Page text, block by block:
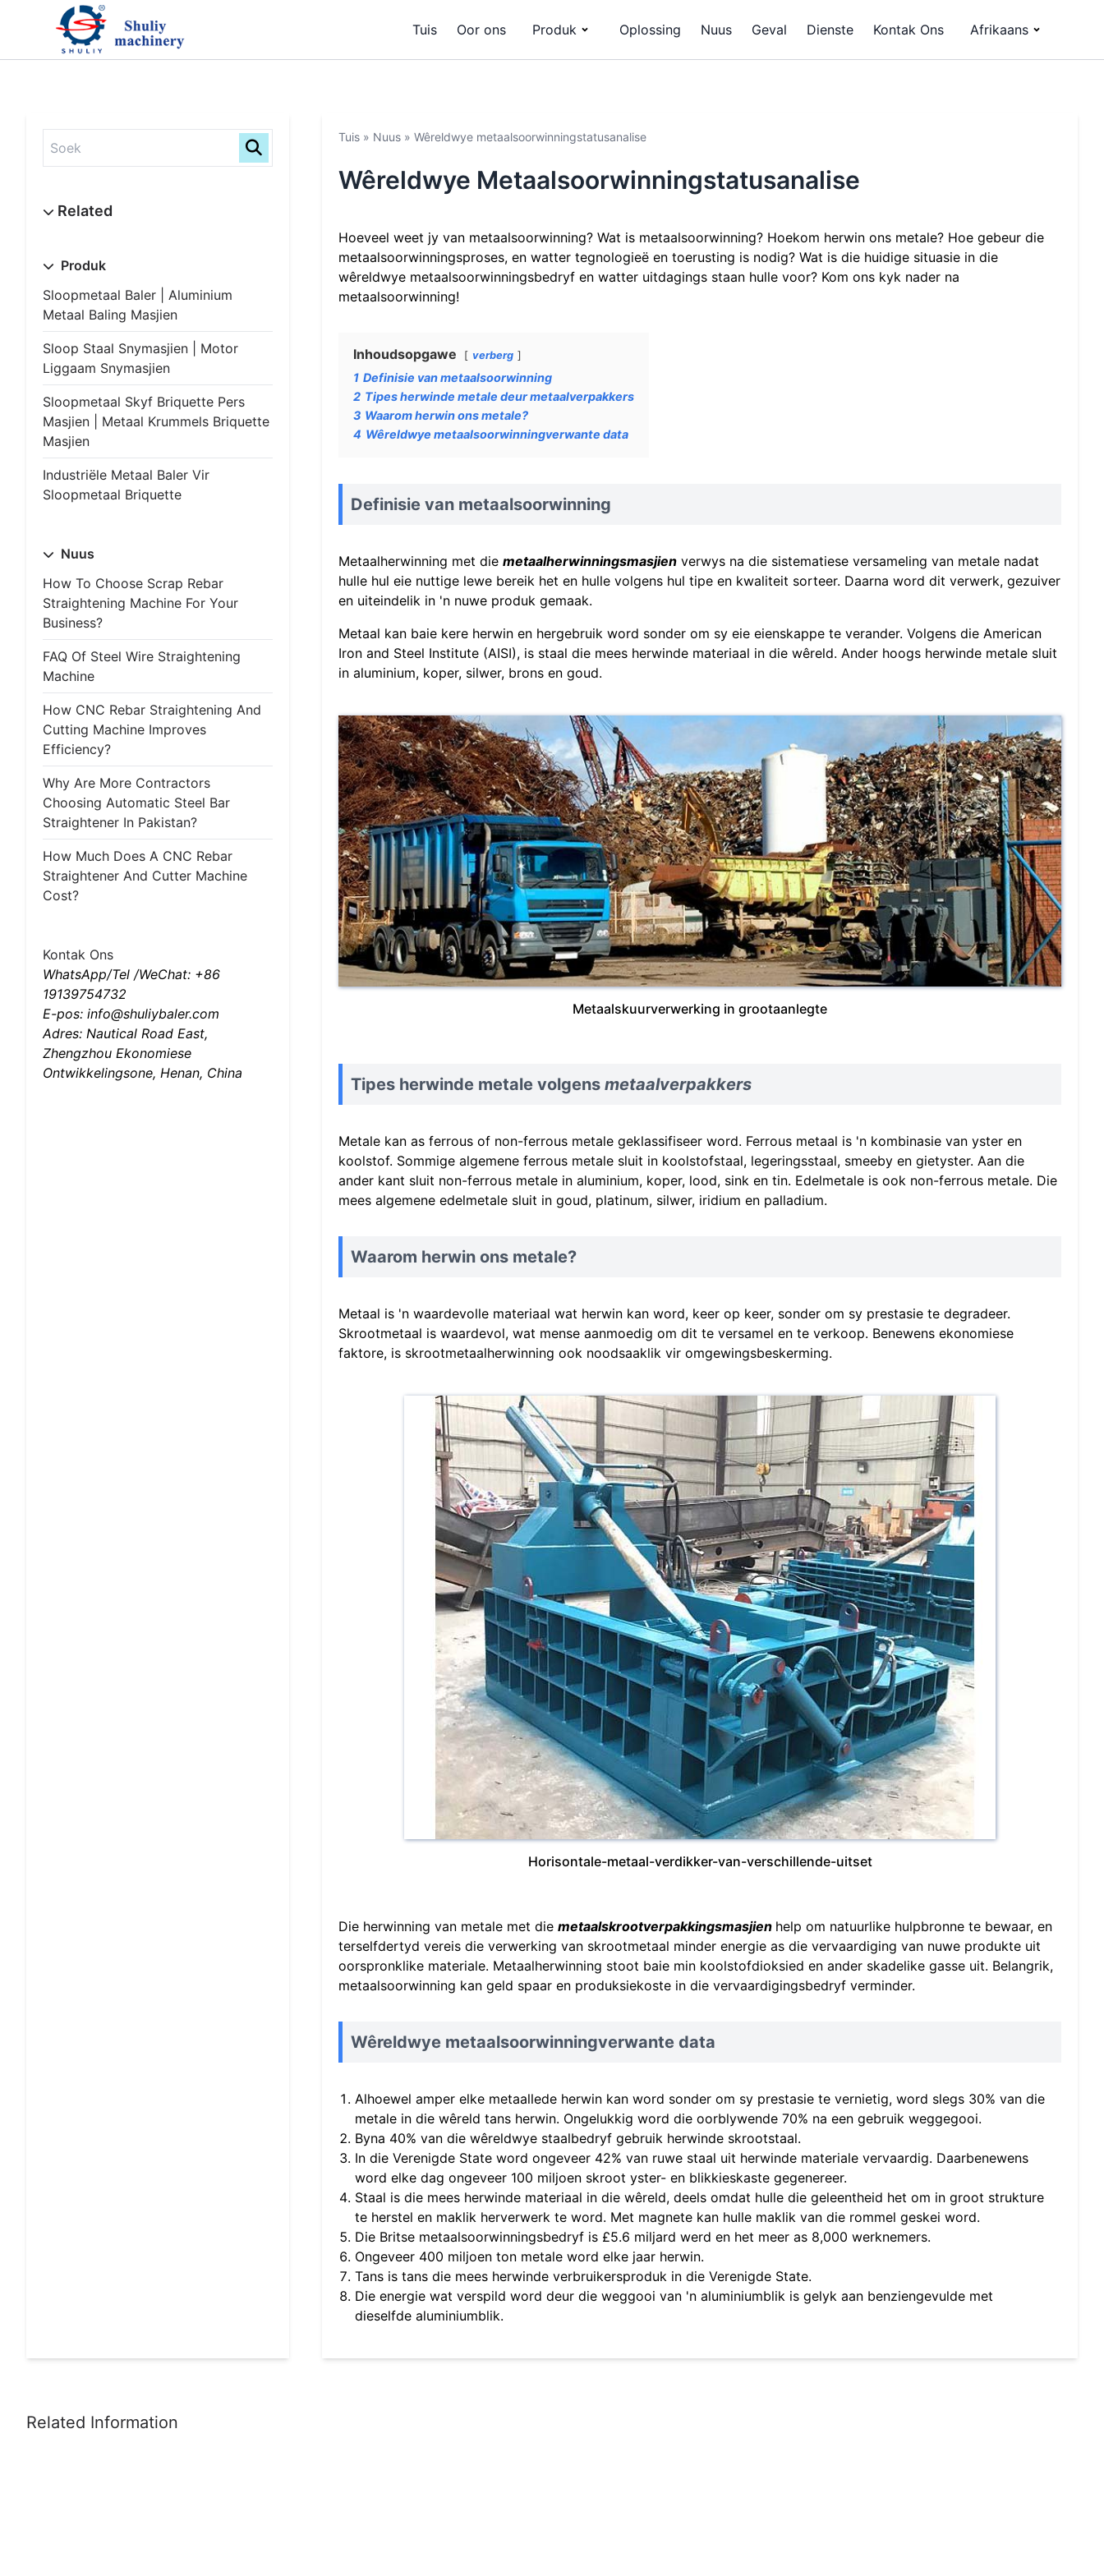
Tuis Oor ons Produk Oplossing Nuus Geval Dienste Kontak Ons Afrikaans
Produk
Sloopmetaal Baler | Aluminium
Metaal Baling Masjien
Sloop Staal Snymasjien | Motor
Liggaam Snymasjien
Sloopmetaal Skyf Briquette Pers
Masjien | Metaal Krummels Briquette
Masjien
Industriële Metaal Baler Vir
Sloopmetaal Briquette
Nuus
How To Choose Scrap Rebar
Straightening Machine For Your
Business?
FAQ Of Steel Wire Straightening
Machine
How CNC Rebar Straightening And
Cutting Machine Improves
Efficiency?
Why Are More Contractors
Choosing Automatic Steel Bar
Straightener In Pakistan?
How Much Does A CNC Rebar
Straightener And Cutter Machine
Cost?
Kontak Ons
WhatsApp/Tel /WeChat: +86
19139754732
E-pos: info@shuliybaler.com
Adres: Nautical Road East,
Zhengzhou Ekonomiese
Ontwikkelingsone, Henan, China
Tuis » Nuus » Wêreldwye metaalsoorwinningstatusanalise
Wêreldwye Metaalsoorwinningstatusanalise
Hoeveel weet jy van metaalsoorwinning? Wat is metaalsoorwinning? Hoekom herwin ons metale? Hoe gebeur die
metaalsoorwinningsproses, en watter tegnologieë en toerusting is nodig? Wat is die huidige situasie in die
wêreldwye metaalsoorwinningsbedryf en watter uitdagings staan hulle voor? Kom ons kyk nader na
metaalsoorwinning!
Inhoudsopgawe verberg
1 Definisie van metaalsoorwinning
2 Tipes herwinde metale deur metaalverpakkers
3 Waarom herwin ons metale?
4 Wêreldwye metaalsoorwinningverwante data
Definisie van metaalsoorwinning
Metaalherwinning met die metaalherwinningsmasjien verwys na die sistematiese versameling van metale nadat
hulle hul eie nuttige lewe bereik het en hulle volgens hul tipe en kwaliteit sorteer. Daarna word dit verwerk, gezuiver
en uiteindelik in 'n nuwe produk gemaak.
Metaal kan baie kere herwin en hergebruik word sonder om sy eie eienskappe te verander. Volgens die American
Iron and Steel Institute (AISI), is staal die mees herwinde materiaal in die wêreld. Ander hoogs herwinde metale sluit
in aluminium, koper, silwer, brons en goud.
Metaalskuurverwerking in grootaanlegte
Tipes herwinde metale volgens metaalverpakkers
Metale kan as ferrous of non-ferrous metale geklassifiseer word. Ferrous metaal is 'n kombinasie van yster en
koolstof. Sommige algemene ferrous metale sluit in koolstofstaal, legeringsstaal, smeeby en gietyster. Aan die
ander kant sluit non-ferrous metale in aluminium, koper, lood, sink en tin. Edelmetale is ook non-ferrous metale. Die
mees algemene edelmetale sluit in goud, platinum, silwer, iridium en palladium.
Waarom herwin ons metale?
Metaal is 'n waardevolle materiaal wat herwin kan word, keer op keer, sonder om sy prestasie te degradeer.
Skrootmetaal is waardevol, wat mense aanmoedig om dit te versamel en te verkoop. Benewens ekonomiese
faktore, is skrootmetaalherwinning ook noodsaaklik vir omgewingsbeskerming.
Horisontale-metaal-verdikker-van-verschillende-uitset
Die herwinning van metale met die metaalskrootverpakkingsmasjien help om natuurlike hulpbronne te bewaar, en
terselfdertyd vereis die verwerking van skrootmetaal minder energie as die vervaardiging van nuwe produkte uit
oorspronklike materiale. Metaalherwinning stoot baie min koolstofdioksied en ander skadelike gasse uit. Belangrik,
metaalsoorwinning kan geld spaar en produksiekoste in die vervaardigingsbedryf verminder.
Wêreldwye metaalsoorwinningverwante data
Alhoewel amper elke metaallede herwin kan word sonder om sy prestasie te vernietig, word slegs 30% van die
metale in die wêreld tans herwin. Ongelukkig word die oorblywende 70% na een gebruik weggegooi.
Byna 40% van die wêreldwye staalbedryf gebruik herwinde skrootstaal.
In die Verenigde State word ongeveer 42% van ruwe staal uit herwinde materiale vervaardig. Daarbenewens
word elke dag ongeveer 100 miljoen skroot yster- en blikkieskaste gegenereer.
Staal is die mees herwinde materiaal in die wêreld, deels omdat hulle die geleentheid het om in groot strukture
te herstel en maklik herverwerk te word. Met magnete kan hulle maklik van die rommel geskei word.
Die Britse metaalsoorwinningsbedryf is £5.6 miljard werd en het meer as 8,000 werknemers.
Ongeveer 400 miljoen ton metale word elke jaar herwin.
Tans is tans die mees herwinde verbruikersproduk in die Verenigde State.
Die energie wat verspild word deur die weggooi van 'n aluminiumblik is gelyk aan benziengevulde met
dieselfde aluminiumblik.